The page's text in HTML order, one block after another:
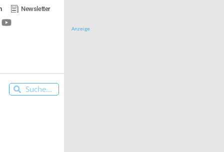
Newsletter
Anzeige